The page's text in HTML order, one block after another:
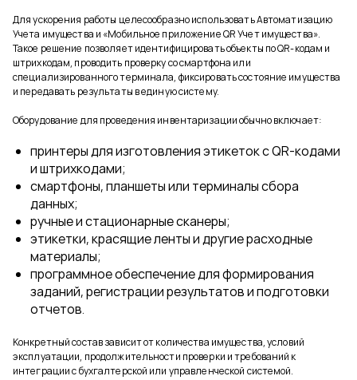
Для ускорения работы целесообразно использовать Автоматизацию
Учета имущества и «Мобильное приложение QR Учет имущества».
Такое решение позволяет идентифицировать объекты по QR-кодам и
штрихкодам, проводить проверку со смартфона или
специализированного терминала, фиксировать состояние имущества
и передавать результаты в единую систему.
Оборудование для проведения инвентаризации обычно включает:
принтеры для изготовления этикеток с QR-кодами
и штрихкодами;
смартфоны, планшеты или терминалы сбора
данных;
ручные и стационарные сканеры;
этикетки, красящие ленты и другие расходные
материалы;
программное обеспечение для формирования
заданий, регистрации результатов и подготовки
отчетов.
Конкретный состав зависит от количества имущества, условий
эксплуатации, продолжительности проверки и требований к
интеграции с бухгалтерской или управленческой системой.